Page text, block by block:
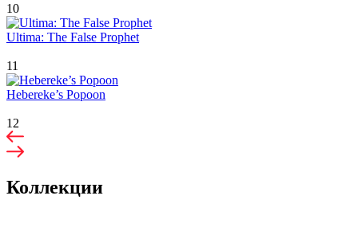
10
Ultima: The False Prophet
11
Hebereke’s Popoon
12
Коллекции